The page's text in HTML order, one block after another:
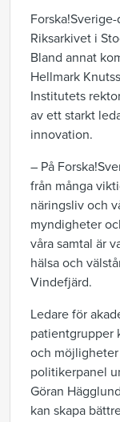
Riksarkivet i
Bland annat
Hellmark
Institutets
av ett starkt
innovation.
– På
från många
näringsliv och
myndigheter
våra samtal är
hälsa och
Vindefjärd.
Ledare för
patientgrupper
och
politikerpanel
Göran
kan skapa